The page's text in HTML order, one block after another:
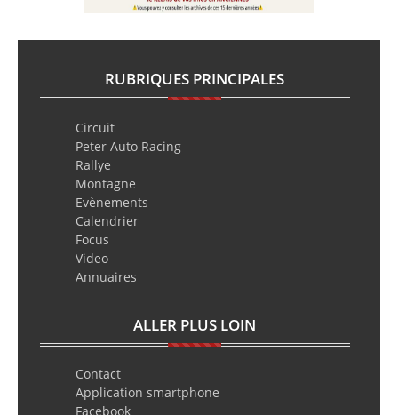
RUBRIQUES PRINCIPALES
Circuit
Peter Auto Racing
Rallye
Montagne
Evènements
Calendrier
Focus
Video
Annuaires
ALLER PLUS LOIN
Contact
Application smartphone
Facebook